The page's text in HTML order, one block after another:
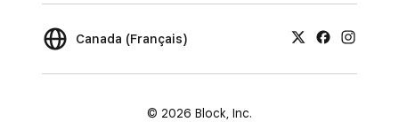
Canada (Français)
© 2026 Block, Inc.